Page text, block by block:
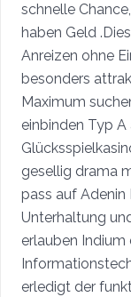
schnelle
haben Geld
Anreizen ohne
besonders
Maximum
einbinden Typ
gesellig drama
pass auf
Unterhaltung
erlauben Indium
erledigt der